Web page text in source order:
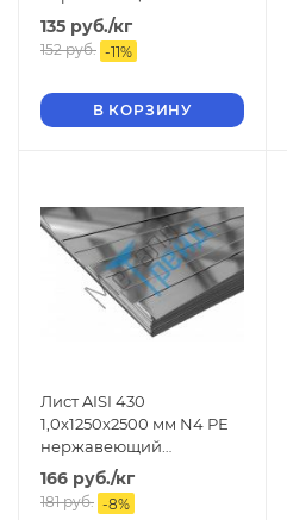
шлифованный
135 руб./кг
152руб. -11%
В КОРЗИНУ
Лист AISI 430
1,0x1250x2500 мм N4 РЕ
нержавеющий
шлифованный
166 руб./кг
181руб. -8%